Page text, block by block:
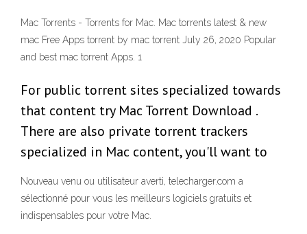
Mac Torrents - Torrents for Mac. Mac torrents latest & new
mac Free Apps torrent by mac torrent July 26, 2020 Popular
and best mac torrent Apps. 1
For public torrent sites specialized towards
that content try Mac Torrent Download .
There are also private torrent trackers
specialized in Mac content, you'll want to
Nouveau venu ou utilisateur averti, telecharger.com a
sélectionné pour vous les meilleurs logiciels gratuits et
indispensables pour votre Mac.